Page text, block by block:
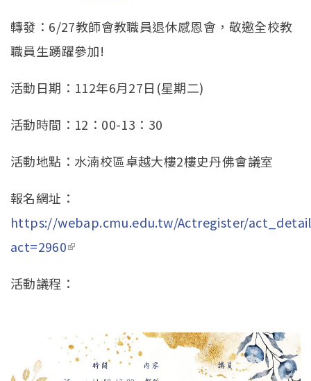
轉發：6/27教師會教職員退休感恩會，敬邀全校教
職員生踴躍參加!
活動日期：112年6月27日(星期二)
活動時間：12：00-13：30
活動地點：水湳校區卓越大樓2樓史丹佛會議室
報名網址：
https://webap.cmu.edu.tw/Actregister/
act=2960(link is external)
活動議程：